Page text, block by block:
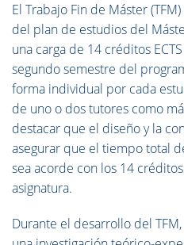
El Trabajo Fin de Máster
del plan de estudios del
una carga de 14 créditos
segundo semestre del
forma individual por cada
de uno o dos tutores como
destacar que el diseño y la
asegurar que el tiempo total
sea acorde con los 14 créditos
asignatura.
Durante el desarrollo del